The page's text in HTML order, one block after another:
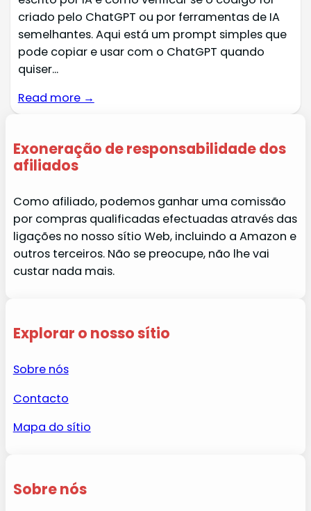
criado pelo ChatGPT ou por ferramentas de IA
semelhantes. Aqui está um prompt simples que
pode copiar e usar com o ChatGPT quando
quiser...
Read more →
Exoneração de responsabilidade dos
afiliados
Como afiliado, podemos ganhar uma comissão
por compras qualificadas efectuadas através das
ligações no nosso sítio Web, incluindo a Amazon e
outros terceiros. Não se preocupe, não lhe vai
custar nada mais.
Explorar o nosso sítio
Sobre nós
Contacto
Mapa do sítio
Sobre nós